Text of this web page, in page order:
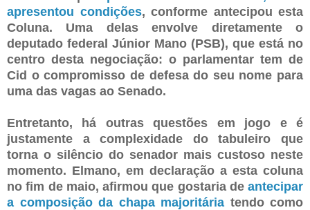
apresentou condições, conforme antecipou esta
Coluna. Uma delas envolve diretamente o
deputado federal Júnior Mano (PSB), que está no
centro desta negociação: o parlamentar tem de
Cid o compromisso de defesa do seu nome para
uma das vagas ao Senado.
Entretanto, há outras questões em jogo e é
justamente a complexidade do tabuleiro que
torna o silêncio do senador mais custoso neste
momento. Elmano, em declaração a esta coluna
no fim de maio, afirmou que gostaria de antecipar
a composição da chapa majoritária tendo como